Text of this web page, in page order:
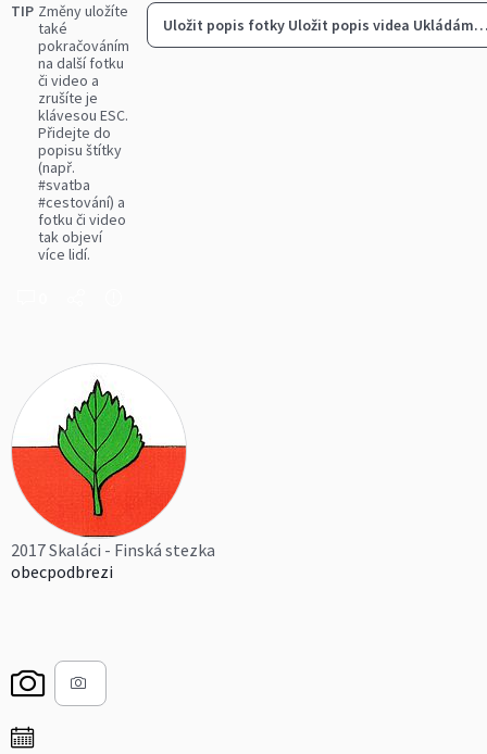
TIP Změny uložíte
také
pokračováním
na další fotku
či video a
zrušíte je
klávesou ESC.
Přidejte do
popisu štítky
(např.
#svatba
#cestování) a
fotku či video
tak objeví
více lidí.
Uložit popis fotky Uložit popis videa
2017 Skaláci - Finská stezka
obecpodbrezi